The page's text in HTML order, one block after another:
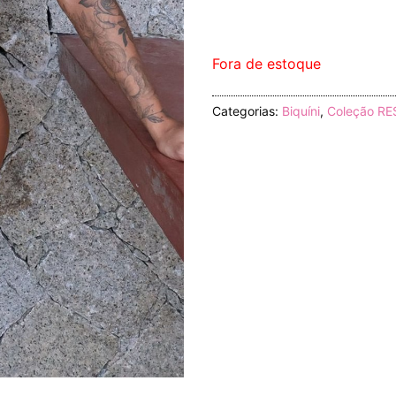
Fora de estoque
Categorias: Biquíni, Coleção